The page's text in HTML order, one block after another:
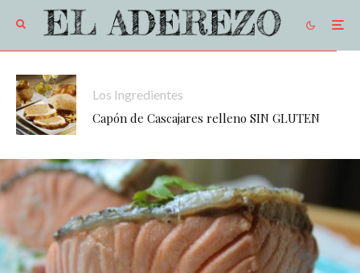
Los Ingredientes
Capón de Cascajares relleno SIN GLUTEN